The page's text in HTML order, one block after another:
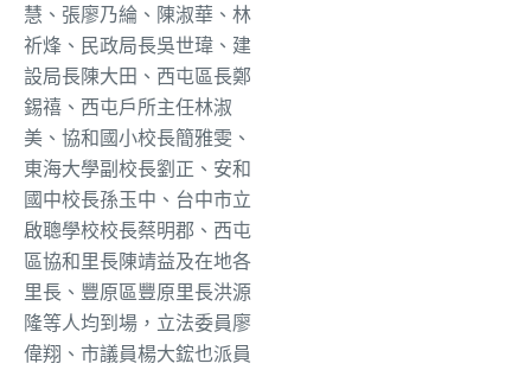
慧、張廖乃綸、陳淑華、林
祈烽、民政局長吳世瑋、建
設局長陳大田、西屯區長鄭
錫禧、西屯戶所主任林淑
美、協和國小校長簡雅雯、
東海大學副校長劉正、安和
國中校長孫玉中、台中市立
啟聰學校校長蔡明郡、西屯
區協和里長陳靖益及在地各
里長、豐原區豐原里長洪源
隆等人均到場，立法委員廖
偉翔、市議員楊大鋐也派員